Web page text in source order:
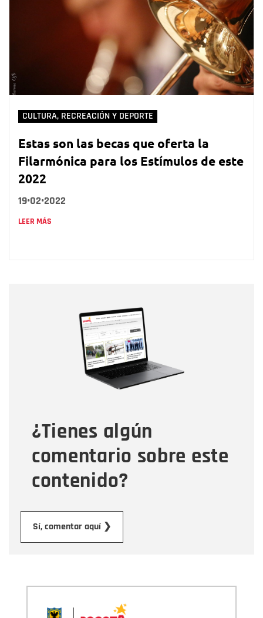
CULTURA, RECREACIÓN Y DEPORTE
Estas son las becas que oferta la
Filarmónica para los Estímulos de este
2022
19•02•2022
LEER MÁS
¿Tienes algún
comentario sobre este
contenido?
Sí, comentar aquí ❯
Correo electrónico
Tipo de comentario
Mensaje